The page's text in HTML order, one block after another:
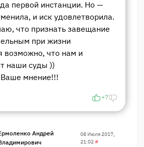
первой инстанции. Но —
и иск удовлетворила.
что признать завещание
при жизни
возможно, что нам и
наши суды ))
Ваше мнение!!!
+7
Андрей
08 Июля 2017,
21:02#